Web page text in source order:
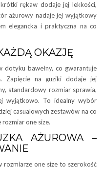
rękaw dodaje jej lekkości,
ażurowy nadaje jej wyjątkowy
elegancka i praktyczna na co
OKAZJĘ
dotyku bawełny, co gwarantuje
Zapięcie na guziki dodaje jej
standardowy rozmiar sprawia,
wyjątkowo. To idealny wybór
casualowych zestawów na co
one size.
AŻUROWA –
rozmiarze one size to szerokość